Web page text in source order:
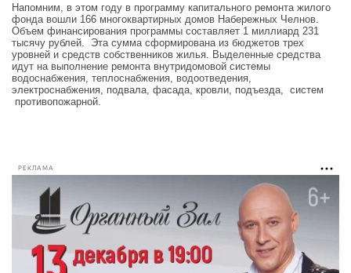
Напомним, в этом году в программу капитального ремонта жилого
фонда вошли 166 многоквартирных домов Набережных Челнов.
Объем финансирования программы составляет 1 миллиард 231
тысячу рублей. Эта сумма сформирована из бюджетов трех
уровней и средств собственников жилья. Выделенные средства
идут на выполнение ремонта внутридомовой системы
водоснабжения, теплоснабжения, водоотведения,
электроснабжения, подвала, фасада, кровли, подъезда, систем
противопожарной.
РЕКЛАМА